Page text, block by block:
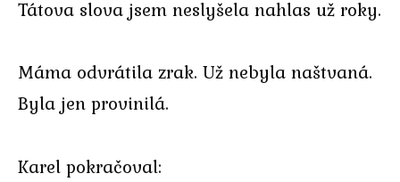
Tátova slova jsem neslyšela nahlas už roky.
Máma odvrátila zrak. Už nebyla naštvaná.
Byla jen provinilá.
Karel pokračoval: